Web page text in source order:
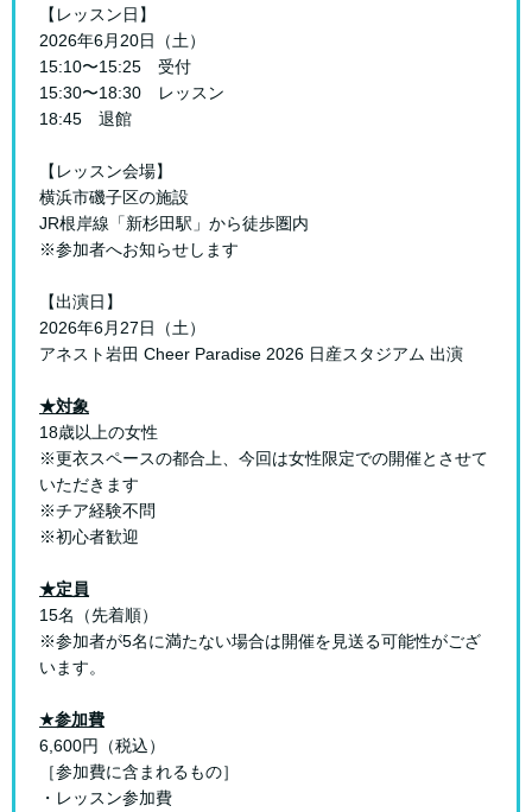
【レッスン日】
2026年6月20日（土）
15:10〜15:25 受付
15:30〜18:30 レッスン
18:45 退館
【レッスン会場】
横浜市磯子区の施設
JR根岸線「新杉田駅」から徒歩圏内
※参加者へお知らせします
【出演日】
2026年6月27日（土）
アネスト岩田 Cheer Paradise 2026 日産スタジアム 出演
★対象
18歳以上の女性
※更衣スペースの都合上、今回は女性限定での開催とさせて
いただきます
※チア経験不問
※初心者歓迎
★定員
15名（先着順）
※参加者が5名に満たない場合は開催を見送る可能性がござ
います。
★参加費
6,600円（税込）
［参加費に含まれるもの］
・レッスン参加費